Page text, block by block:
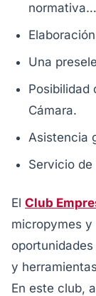
normativa…
Una
Posibilidad
Cámara.
Asistencia
Servicio
El Club
micropymes y
y
En este club,